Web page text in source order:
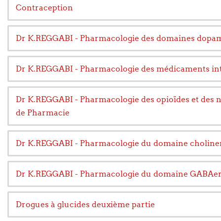
Contraception
Dr K.REGGABI - Pharmacologie des domaines
Dr K.REGGABI - Pharmacologie des médicaments
Dr K.REGGABI - Pharmacologie des opioïdes et
de Pharmacie
Dr K.REGGABI - Pharmacologie du domaine
Dr K.REGGABI - Pharmacologie du domaine
Drogues à glucides deuxième partie